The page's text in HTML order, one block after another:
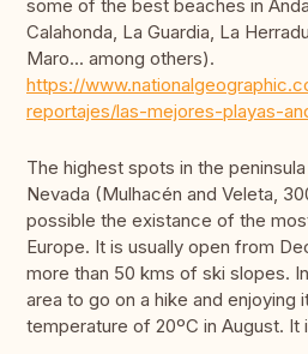
some of the best beaches in
Calahonda, La Guardia, La
Maro... among others).
https://
reportajes/las-mejores-playas-
The highest spots in the
Nevada (Mulhacén and Veleta,
possible the existance of the
Europe. It is usually open from
more than 50 kms of ski slopes.
area to go on a hike and enjoying
temperature of 20ºC in August. It